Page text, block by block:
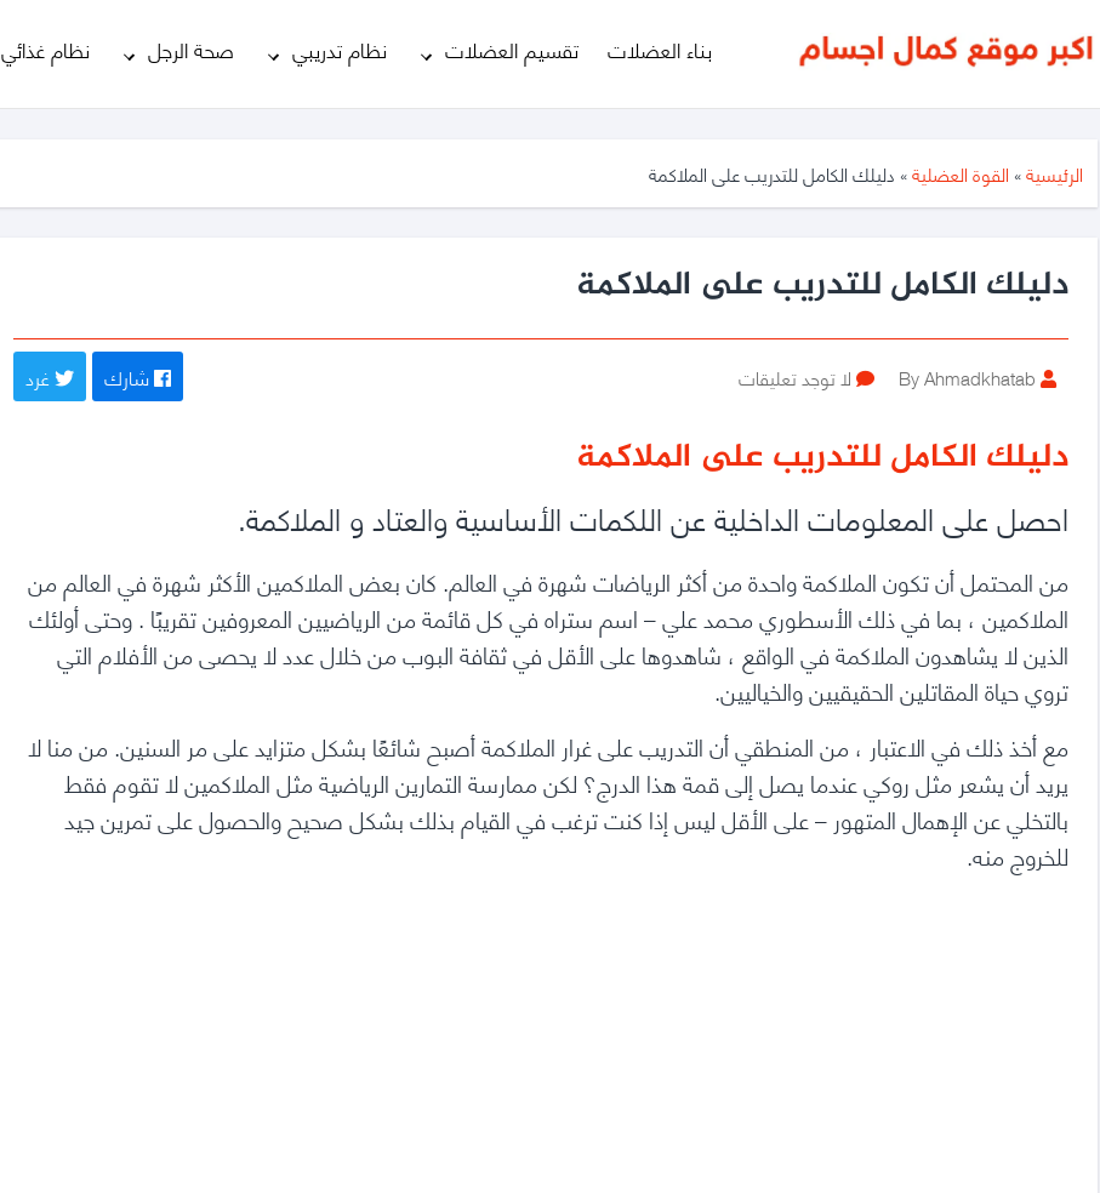
موقع
فى
مجال
كمال
الأجسام
بناء العضلات تقسيم العضلات نظام تدريبي صحة الرجل نظام غذائي
الرئيسية» القوة العضلية» دليلك الكامل للتدريب على الملاكمة
دليلك الكامل للتدريب على الملاكمة
Post
By Ahmadkhatab لا توجد تعليقاتعلى
للتدريب
على
الملاكمة
شارك غرد
دليلك الكامل للتدريب على الملاكمة
احصل على المعلومات الداخلية عن اللكمات الأساسية والعتاد و الملاكمة.
منالمحتمل أن تكونالملاكمةواحدة من أكثر الرياضات شهرة في العالم. كان بعض الملاكمين الأكثر شهرة في العالم من
الملاكمين ، بما في ذلك الأسطوريمحمد علي– اسم ستراه في كل قائمة منالرياضيين المعروفين تقريبًا . وحتى أولئك
الذين لا يشاهدون الملاكمة في الواقع ، شاهدوها على الأقل في ثقافة البوب ​​من خلال عدد لا يحصى منالأفلامالتي
تروي حياة المقاتلين الحقيقيين والخياليين.
مع أخذ ذلك في الاعتبار ، من المنطقي أن التدريب على غرار الملاكمة أصبح شائعًا بشكل متزايد على مر السنين. من منا لا
يريد أن يشعر مثل روكي عندما يصل إلى قمة هذا الدرج؟ لكن ممارسة التمارين الرياضية مثل الملاكمين لا تقوم فقط
بالتخلي عن الإهمال المتهور – على الأقل ليس إذا كنت ترغب في القيام بذلك بشكل صحيح والحصول على تمرين جيد
للخروج منه.